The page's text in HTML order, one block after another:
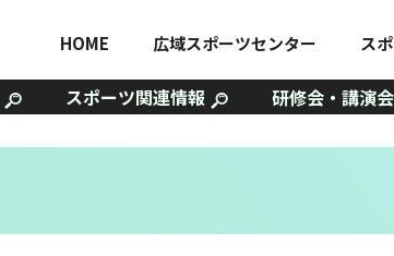
HOME 広域スポーツセンター ス
スポーツ関連情報 研修会・講演会